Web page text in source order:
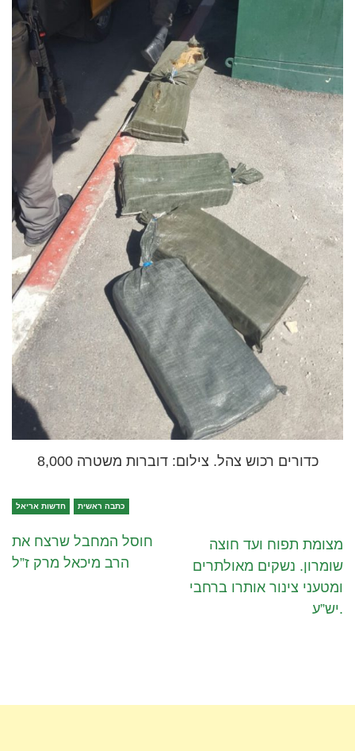
8,000 כדורים רכוש צהל. צילום: דוברות משטרה
חדשות אריאל כתבה ראשית
חוסל המחבל שרצח את
הרב מיכאל מרק ז”ל
מצומת תפוח ועד חוצה
שומרון. נשקים מאולתרים
ומטעני צינור אותרו ברחבי
יש”ע.